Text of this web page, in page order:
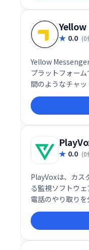
0.0 (0
Yellow
プラットフォー
間のようなチャ
させます。強力
言語対応など、高
ーの自動化にも
設計で、スムー
す。
0.0 (0
PlayVoxは、カス
る監視ソフトウェ
電話のやり取り
や顧客体験を評
作成でき、コーチ
ます。全チャネ
効果的なサポー